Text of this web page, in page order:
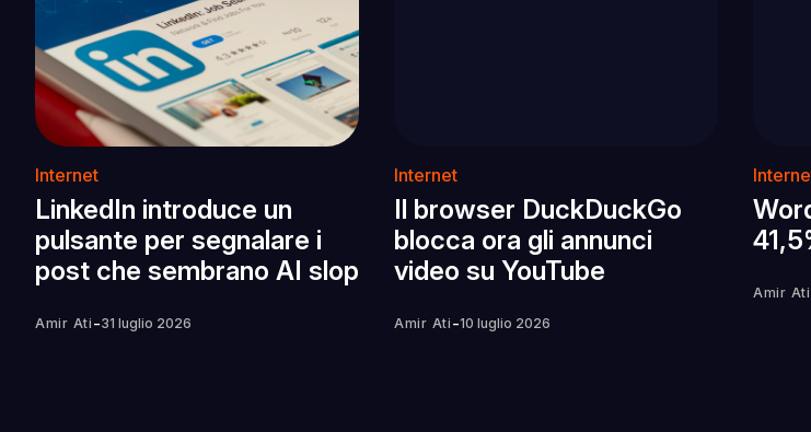
Internet
LinkedIn introduce un
pulsante per segnalare i
post che sembrano AI slop
Amir Ati -31 luglio 2026
Internet
Il browser DuckDuckGo
blocca ora gli annunci
video su YouTube
Amir Ati -10 luglio 2026
Amir Ati